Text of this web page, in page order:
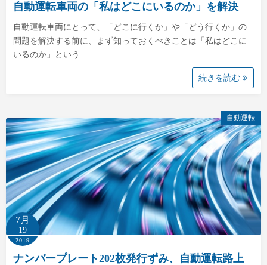
自動運転車両の「私はどこにいるのか」を解決
自動運転車両にとって、「どこに行くか」や「どう行くか」の
問題を解決する前に、まず知っておくべきことは「私はどこに
いるのか」という…
続きを読む
自動運転
7月
19
2019
ナンバープレート202枚発行ずみ、自動運転路上